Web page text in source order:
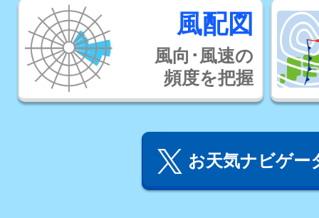
風配図
風向･風速の
頻度を把握
お天気ナビゲー